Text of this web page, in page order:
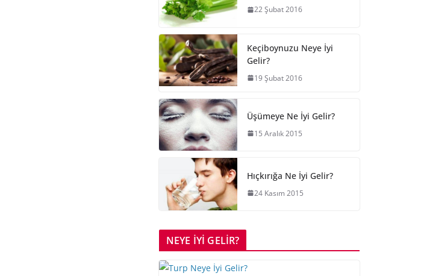
22 Şubat 2016
Keçiboynuzu Neye İyi
Gelir?
19 Şubat 2016
Üşümeye Ne İyi Gelir?
15 Aralık 2015
Hıçkırığa Ne İyi Gelir?
24 Kasım 2015
NEYE İYİ GELİR?